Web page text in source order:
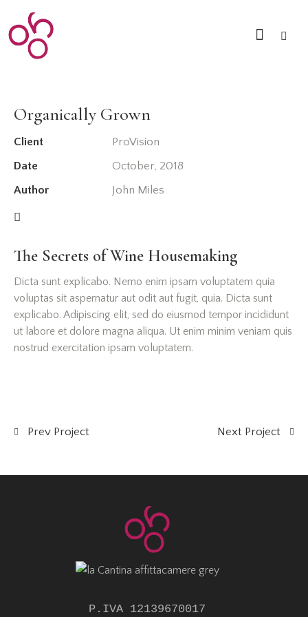
Organically Grown
The Secrets of Wine Housemaking
Dicta sunt explicabo. Nemo enim ipsam voluptatem quia
voluptas sit aspernatur aut odit aut fugit, quia. Dicta sunt
explicabo. Adipiscing elit, sed do eiusmod tempor incididunt
ut labore et dolore magna aliqua. Ut enim minim veniam quis
nostrud exercitation ipsam voluptatem.
Client
ProVision
Date
October, 2018
Author
John Miles
Prev Project Next Project
P.IVA 12139670017